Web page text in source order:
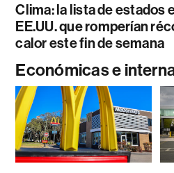
Clima: la lista de estados
EE.UU. que romperían
calor este fin de semana
Económicas e